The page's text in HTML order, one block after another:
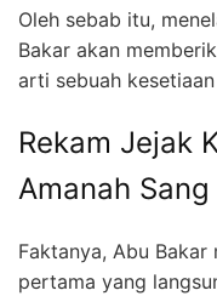
Oleh sebab itu,
Bakar akan
arti sebuah
Rekam Jejak
Amanah
Faktanya, Abu
pertama yang